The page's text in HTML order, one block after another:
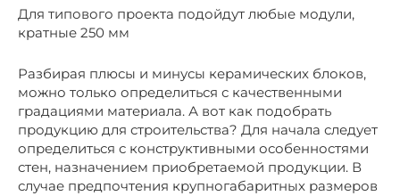
Для типового проекта подойдут любые модули,
кратные 250 мм
Разбирая плюсы и минусы керамических блоков,
можно только определиться с качественными
градациями материала. А вот как подобрать
продукцию для строительства? Для начала следует
определиться с конструктивными особенностями
стен, назначением приобретаемой продукции. В
случае предпочтения крупногабаритных размеров